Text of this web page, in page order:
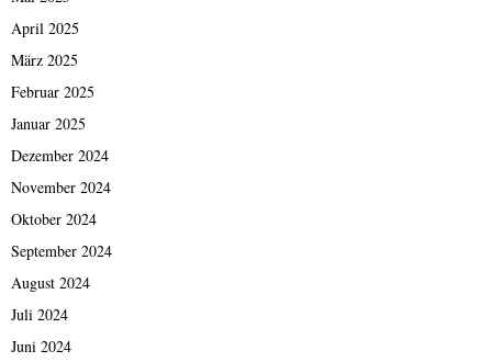
April 2025
März 2025
Februar 2025
Januar 2025
Dezember 2024
November 2024
Oktober 2024
September 2024
August 2024
Juli 2024
Juni 2024